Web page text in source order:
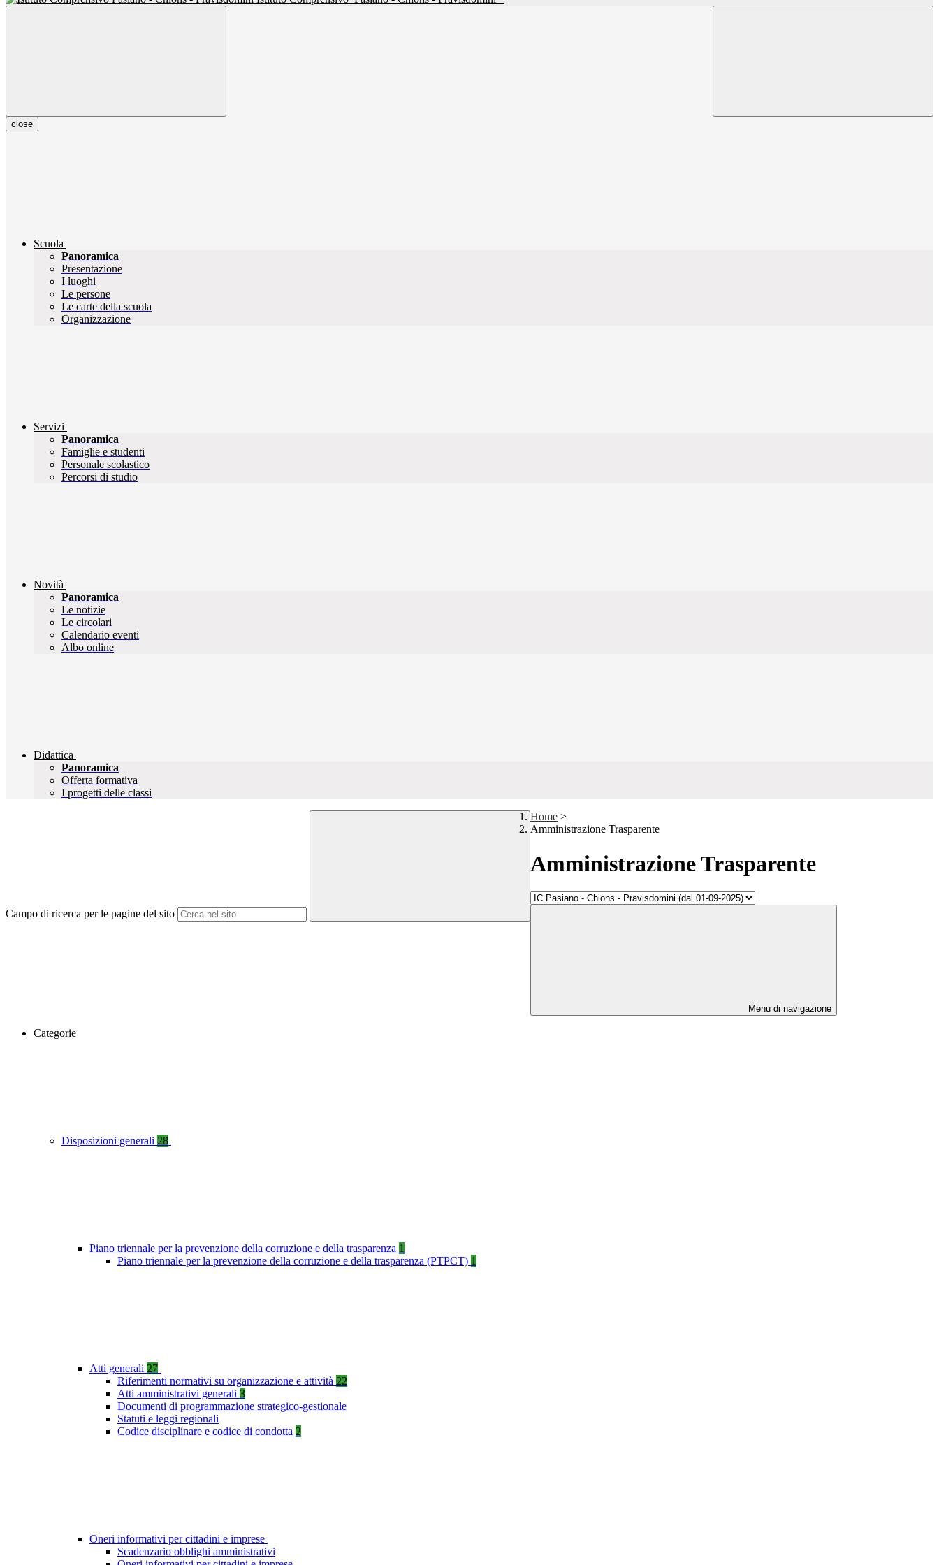
close
Scuola
Panoramica
Presentazione
I luoghi
Le persone
Le carte della scuola
Organizzazione
Servizi
Panoramica
Famiglie e studenti
Personale scolastico
Percorsi di studio
Novità
Panoramica
Le notizie
Le circolari
Calendario eventi
Albo online
Didattica
Panoramica
Offerta formativa
I progetti delle classi
Campo di ricerca per le pagine del sito
Home >
Amministrazione Trasparente
Amministrazione Trasparente
Menu di navigazione
Categorie
Disposizioni generali 28
Piano triennale per la prevenzione della corruzione e della trasparenza 1
Piano triennale per la prevenzione della corruzione e della trasparenza (PTPCT) 1
Atti generali 27
Riferimenti normativi su organizzazione e attività 22
Atti amministrativi generali 3
Documenti di programmazione strategico-gestionale
Statuti e leggi regionali
Codice disciplinare e codice di condotta 2
Oneri informativi per cittadini e imprese
Scadenzario obblighi amministrativi